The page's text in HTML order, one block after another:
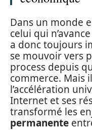
Dans un monde
celui qui
a donc toujours
se mouvoir vers
process depuis
commerce. Mais
l’accélération
Internet et ses
transformé les
permanente